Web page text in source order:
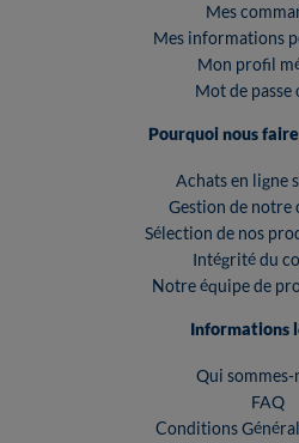
Mes
Mes informations
Mon profil
Mot de passe
Pourquoi nous
Achats en ligne
Gestion de notre
Sélection de nos
Intégrité du
Notre équipe de
Informations
Qui sommes-
FAQ
Conditions